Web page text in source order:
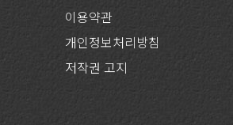
이용약관
개인정보처리방침
저작권 고지